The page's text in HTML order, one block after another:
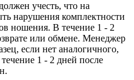
учесть, что на
нарушения комплектности
ношения. В течение 1 - 2
или обмене. Менеджер
если нет аналогичного,
течение 1 - 2 дней после